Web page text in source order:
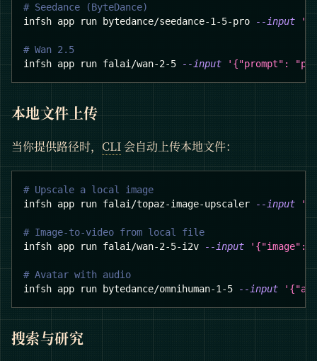
# Seedance (ByteDance)
infsh app run bytedance/seedance-1-5-pro
--input
# Wan 2.5
infsh app run falai/wan-2-5
--input '{"prompt":
本地文件上传
当你提供路径时， CLI会自动上传本地文件：
# Upscale a local image
infsh app run falai/topaz-image-upscaler
--input
# Image-to-video from local file
infsh app run falai/wan-2-5-i2v
--input '{"image":
# Avatar with audio
infsh app run bytedance/omnihuman-1-5
--input
搜索与研究